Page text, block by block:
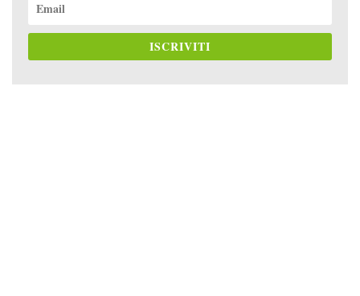
ISCRIVITI